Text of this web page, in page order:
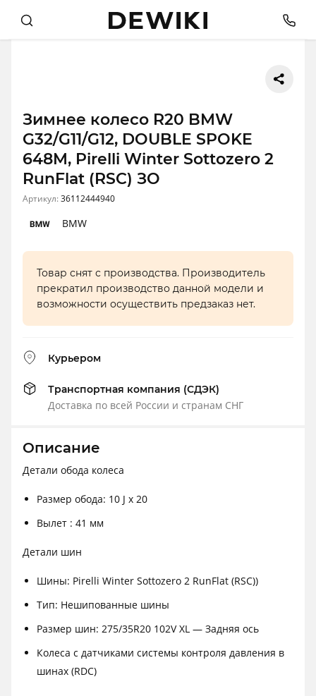
Зимнее колесо R20 BMW
G32/G11/G12, DOUBLE SPOKE
648M, Pirelli Winter Sottozero 2
RunFlat (RSC) ЗО
Артикул:36112444940
BMW
Товар снят с производства. Производитель
прекратил производство данной модели и
возможности осуществить предзаказ нет.
Курьером
Транспортная компания (СДЭК)
Доставка по всей России и странам СНГ
Описание
Детали обода колеса
Размер обода: 10 J x 20
Вылет : 41 мм
Детали шин
Шины: Pirelli Winter Sottozero 2 RunFlat (RSC))
Тип: Нешипованные шины
Размер шин: 275/35R20 102V XL — Задняя ось
Колеса с датчиками системы контроля давления в
шинах (RDC)